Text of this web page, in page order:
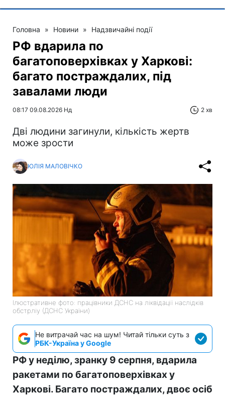
Головна » Новини » Надзвичайні події
РФ вдарила по
багатоповерхівках у Харкові:
багато постраждалих, під
завалами люди
08:17 09.08.2026 Нд 2 хв
Дві людини загинули, кількість жертв
може зрости
ЮЛІЯ МАЛОВІЧКО
Ілюстративне фото: працівники ДСНС на ліквідації наслідків
обстрліу (ДСНС України)
Не витрачай час на шум! Читай тільки суть з
РБК-Україна у Google
РФ у неділю, зранку 9 серпня, вдарила
ракетами по багатоповерхівках у
Харкові. Багато постраждалих, двоє осіб